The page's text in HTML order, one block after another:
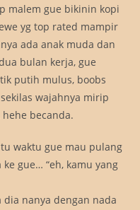
malem gue bikinin kopi
yg top rated mampir
ada anak muda dan
bulan kerja, gue
putih mulus, boobs
wajahnya mirip
becanda.
waktu gue mau pulang
gue… “eh, kamu yang
nanya dengan nada